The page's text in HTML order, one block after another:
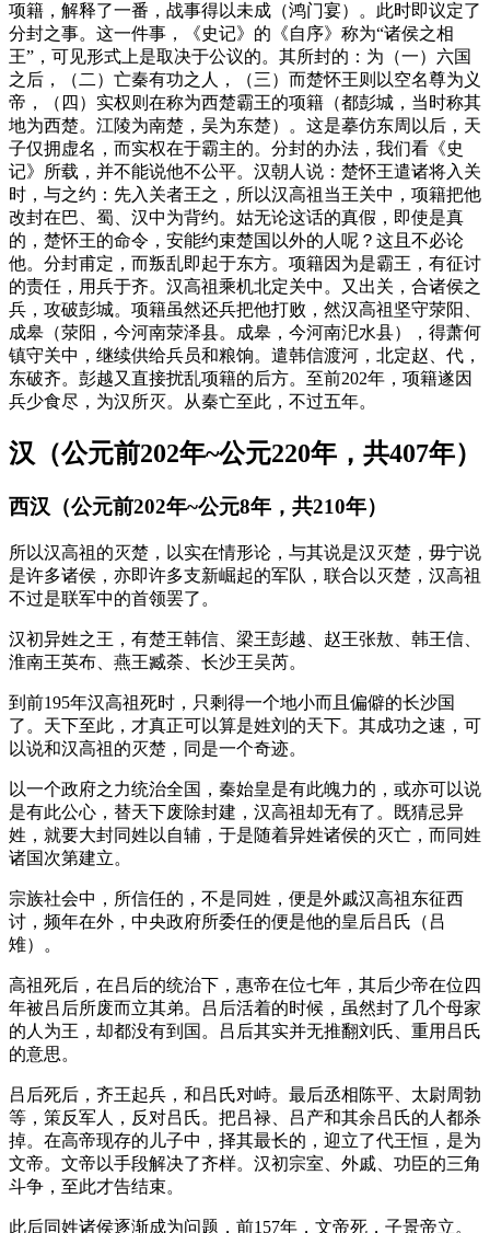
项籍，解释了一番，战事得以未成（鸿门宴）。此时即议定了
分封之事。这一件事，《史记》的《自序》称为“诸侯之相
王”，可见形式上是取决于公议的。其所封的：为（一）六国
之后，（二）亡秦有功之人，（三）而楚怀王则以空名尊为义
帝，（四）实权则在称为西楚霸王的项籍（都彭城，当时称其
地为西楚。江陵为南楚，吴为东楚）。这是摹仿东周以后，天
子仅拥虚名，而实权在于霸主的。分封的办法，我们看《史
记》所载，并不能说他不公平。汉朝人说：楚怀王遣诸将入关
时，与之约：先入关者王之，所以汉高祖当王关中，项籍把他
改封在巴、蜀、汉中为背约。姑无论这话的真假，即使是真
的，楚怀王的命令，安能约束楚国以外的人呢？这且不必论
他。分封甫定，而叛乱即起于东方。项籍因为是霸王，有征讨
的责任，用兵于齐。汉高祖乘机北定关中。又出关，合诸侯之
兵，攻破彭城。项籍虽然还兵把他打败，然汉高祖坚守荥阳、
成皋（荥阳，今河南荥泽县。成皋，今河南汜水县），得萧何
镇守关中，继续供给兵员和粮饷。遣韩信渡河，北定赵、代，
东破齐。彭越又直接扰乱项籍的后方。至前202年，项籍遂因
兵少食尽，为汉所灭。从秦亡至此，不过五年。
汉（公元前202年~公元220年，共407年）
西汉（公元前202年~公元8年，共210年）
所以汉高祖的灭楚，以实在情形论，与其说是汉灭楚，毋宁说
是许多诸侯，亦即许多支新崛起的军队，联合以灭楚，汉高祖
不过是联军中的首领罢了。
汉初异姓之王，有楚王韩信、梁王彭越、赵王张敖、韩王信、
淮南王英布、燕王臧荼、长沙王吴芮。
到前195年汉高祖死时，只剩得一个地小而且偏僻的长沙国
了。天下至此，才真正可以算是姓刘的天下。其成功之速，可
以说和汉高祖的灭楚，同是一个奇迹。
以一个政府之力统治全国，秦始皇是有此魄力的，或亦可以说
是有此公心，替天下废除封建，汉高祖却无有了。既猜忌异
姓，就要大封同姓以自辅，于是随着异姓诸侯的灭亡，而同姓
诸国次第建立。
宗族社会中，所信任的，不是同姓，便是外戚汉高祖东征西
讨，频年在外，中央政府所委任的便是他的皇后吕氏（吕
雉）。
高祖死后，在吕后的统治下，惠帝在位七年，其后少帝在位四
年被吕后所废而立其弟。吕后活着的时候，虽然封了几个母家
的人为王，却都没有到国。吕后其实并无推翻刘氏、重用吕氏
的意思。
吕后死后，齐王起兵，和吕氏对峙。最后丞相陈平、太尉周勃
等，策反军人，反对吕氏。把吕禄、吕产和其余吕氏的人都杀
掉。在高帝现存的儿子中，择其最长的，迎立了代王恒，是为
文帝。文帝以手段解决了齐样。汉初宗室、外戚、功臣的三角
斗争，至此才告结束。
此后同姓诸侯逐渐成为问题，前157年，文帝死，子景帝立。